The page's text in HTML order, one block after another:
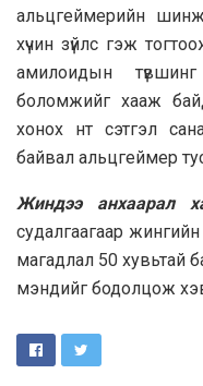
альцгеймерийн
хүчин зүйлс гэж
амилоидын
боломжийг хааж
хонох нт сэтгэл
байвал альцгеймер
Жиндээ анхаарал
судалгаагаар жингийн
магадлал 50 хувьтай
мэндийг бодолцож